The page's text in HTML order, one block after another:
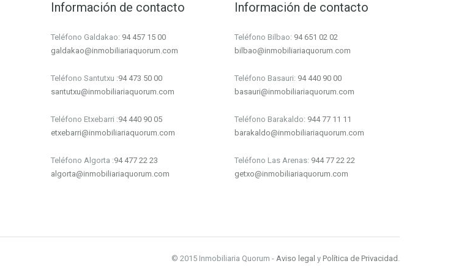
Información de contacto
Teléfono Galdakao: 94 457 15 00
galdakao@inmobiliariaquorum.com
Teléfono Santutxu :94 473 50 00
santutxu@inmobiliariaquorum.com
Teléfono Etxebarri :94 440 90 05
etxebarri@inmobiliariaquorum.com
Teléfono Algorta :94 477 22 23
algorta@inmobiliariaquorum.com
Información de contacto
Teléfono Bilbao: 94 651 02 02
bilbao@inmobiliariaquorum.com
Teléfono Basauri: 94 440 90 00
basauri@inmobiliariaquorum.com
Teléfono Barakaldo: 944 77 11 11
barakaldo@inmobiliariaquorum.com
Teléfono Las Arenas: 944 77 22 22
getxo@inmobiliariaquorum.com
© 2015 Inmobiliaria Quorum - Aviso legal y Política de Privacidad .